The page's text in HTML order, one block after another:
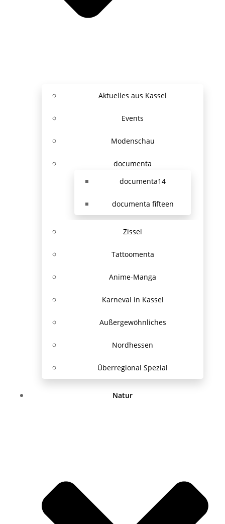
Aktuelles aus Kassel
Events
Modenschau
documenta
documenta14
documenta fifteen
Zissel
Tattoomenta
Anime-Manga
Karneval in Kassel
Außergewöhnliches
Nordhessen
Überregional Spezial
Natur